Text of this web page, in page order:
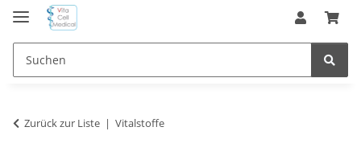
Zurück zur Liste Vitalstoffe